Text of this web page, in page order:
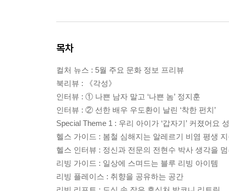
목차
컬처 뉴스 : 5월 주요 문화 정보 프리뷰
북리뷰 : 《각성》
인터뷰 : ① 나쁜 남자 말고 ‘나쁜 놈’ 정지훈
인터뷰 : ② 선한 배우 우도환이 날린 ‘착한 펀치’
Special Theme 1 : 우리 아이가 ‘갑자기’ 커졌어요
헬스 가이드 : 봄철 심해지는 알레르기 비염 평생
헬스 인터뷰 : 정신과 전문의 전현수 박사 생각을
리빙 가이드 : 일상에 스며드는 블루 리빙 아이템
리빙 플레이스 : 취향을 공유하는 공간